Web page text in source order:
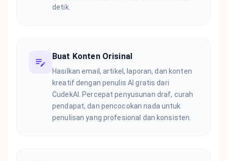
detik.
Buat Konten Orisinal
Hasilkan email, artikel, laporan, dan konten
kreatif dengan penulis AI gratis dari
CudekAI. Percepat penyusunan draf, curah
pendapat, dan pencocokan nada untuk
penulisan yang profesional dan konsisten.